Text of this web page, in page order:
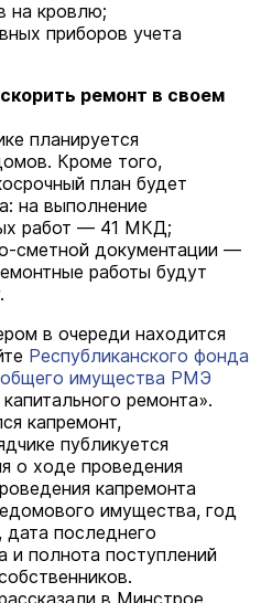
на кровлю;
приборов учета
ремонт в своем
планируется
Кроме того,
план будет
на выполнение
работ — 41 МКД;
сметной документации —
работы будут
в очереди находится
Республиканского фонда
общего имущества РМЭ
ремонта».
капремонт,
публикуется
о ходе проведения
капремонта
имущества, год
последнего
и полнота поступлений
в Минстрое